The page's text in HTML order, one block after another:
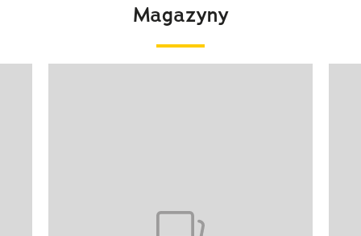
Magazyny